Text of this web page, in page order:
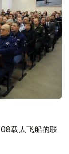
载人飞船的联